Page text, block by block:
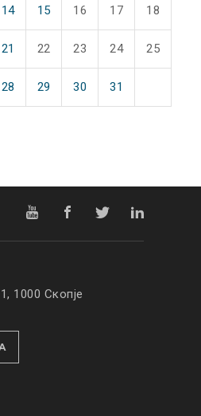
14 15 16 17 18
21 22 23 24 25
28 29 30 31
1000 Скопје